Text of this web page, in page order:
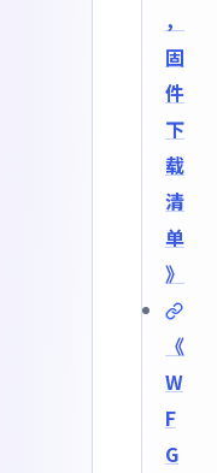
，
固
件
下
载
清
单
》
《
W
F
G